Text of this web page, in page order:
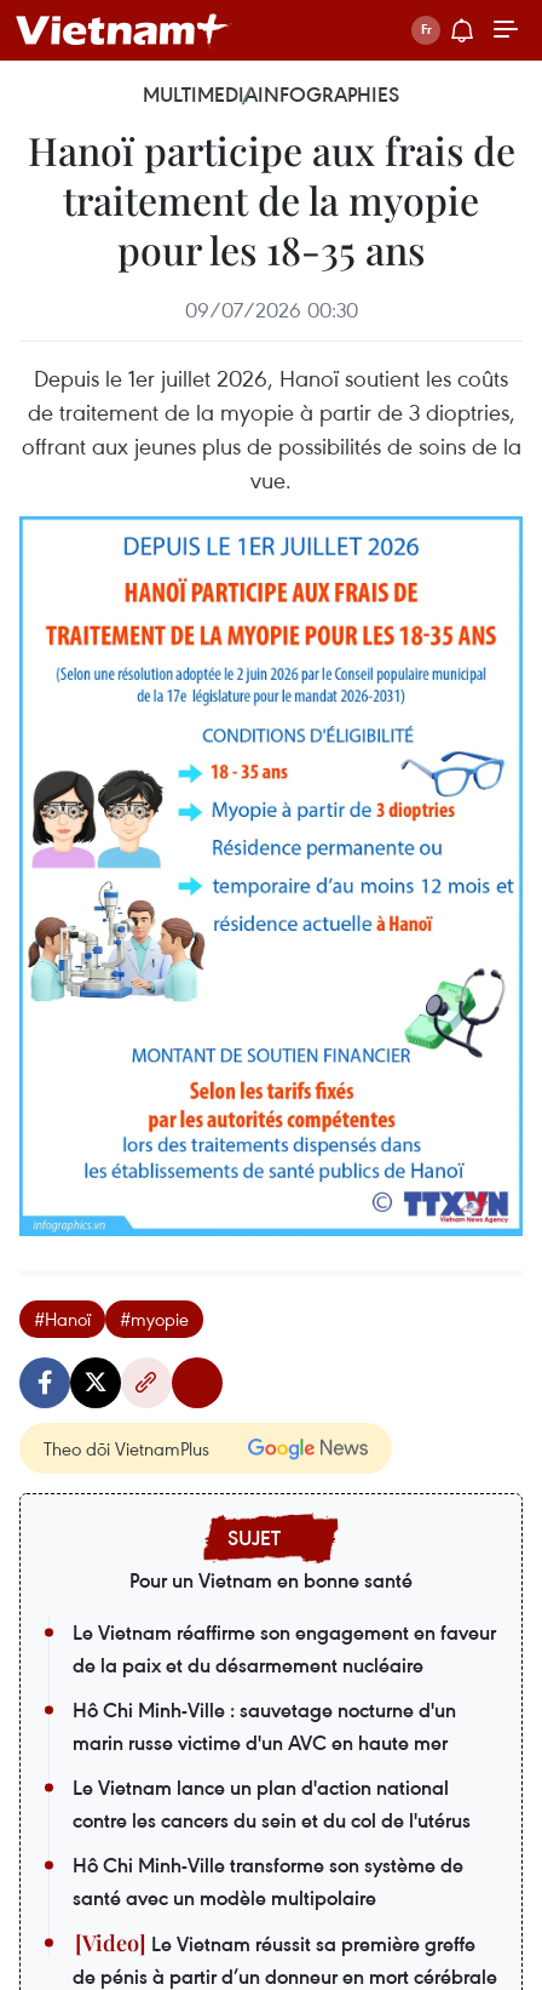
MULTIMEDIAINFOGRAPHIES
Hanoï participe aux frais de
traitement de la myopie
pour les 18-35 ans
09/07/2026 00:30
Depuis le 1er juillet 2026, Hanoï soutient les coûts
de traitement de la myopie à partir de 3 dioptries,
offrant aux jeunes plus de possibilités de soins de la
vue.
#Hanoï #myopie
Theo dõi VietnamPlus
Pour un Vietnam en bonne santé
Le Vietnam réaffirme son engagement en faveur
de la paix et du désarmement nucléaire
Hô Chi Minh-Ville : sauvetage nocturne d'un
marin russe victime d'un AVC en haute mer
Le Vietnam lance un plan d'action national
contre les cancers du sein et du col de l'utérus
Hô Chi Minh-Ville transforme son système de
santé avec un modèle multipolaire
Le Vietnam réussit sa première greffe
de pénis à partir d’un donneur en mort cérébrale